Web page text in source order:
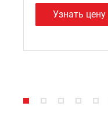
Узнать цену